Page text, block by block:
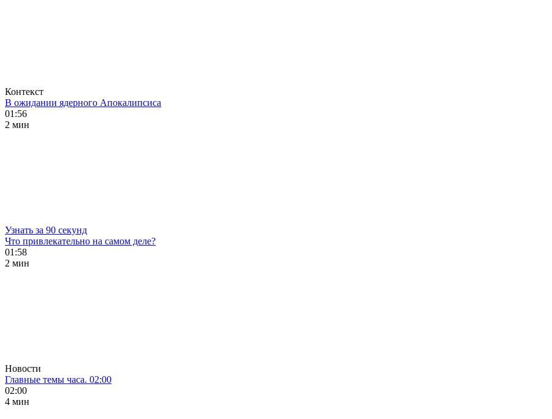
Контекст
В ожидании ядерного Апокалипсиса
01:56
2 мин
Узнать за 90 секунд
Что привлекательно на самом деле?
01:58
2 мин
Новости
Главные темы часа. 02:00
02:00
4 мин